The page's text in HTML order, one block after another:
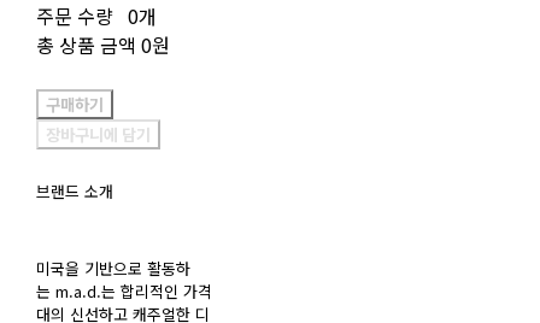
주문 수량 0개
총 상품 금액 0원
구매하기
장바구니에 담기
브랜드 소개
미국을 기반으로 활동하
는 m.a.d.는 합리적인 가격
대의 신선하고 캐주얼한 디